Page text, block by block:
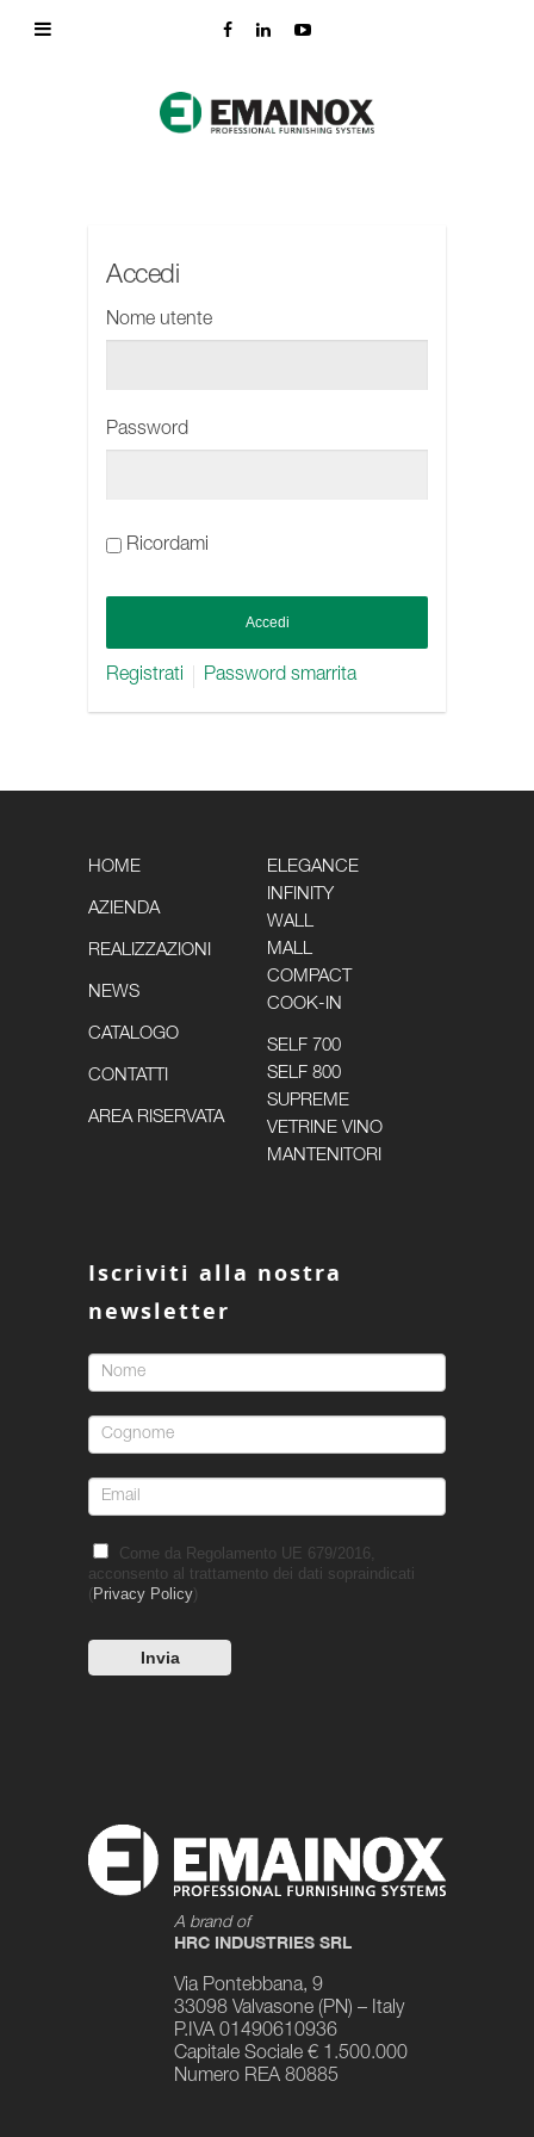
Accedi
Nome utente
Password
Ricordami
Registrati Password smarrita
HOME
AZIENDA
REALIZZAZIONI
NEWS
CATALOGO
CONTATTI
AREA RISERVATA
ELEGANCE
INFINITY
WALL
MALL
COMPACT
COOK-IN
SELF 700
SELF 800
SUPREME
VETRINE VINO
MANTENITORI
Iscriviti alla nostra
newsletter
acconsento al trattamento dei dati sopraindicati
(Privacy Policy)
A brand of
HRC INDUSTRIES SRL
Via Pontebbana, 9
33098 Valvasone (PN) – Italy
P.IVA 01490610936
Capitale Sociale € 1.500.000
Numero REA 80885